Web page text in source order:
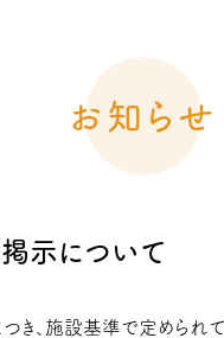
お知らせ
示について
き、施設基準で定めら